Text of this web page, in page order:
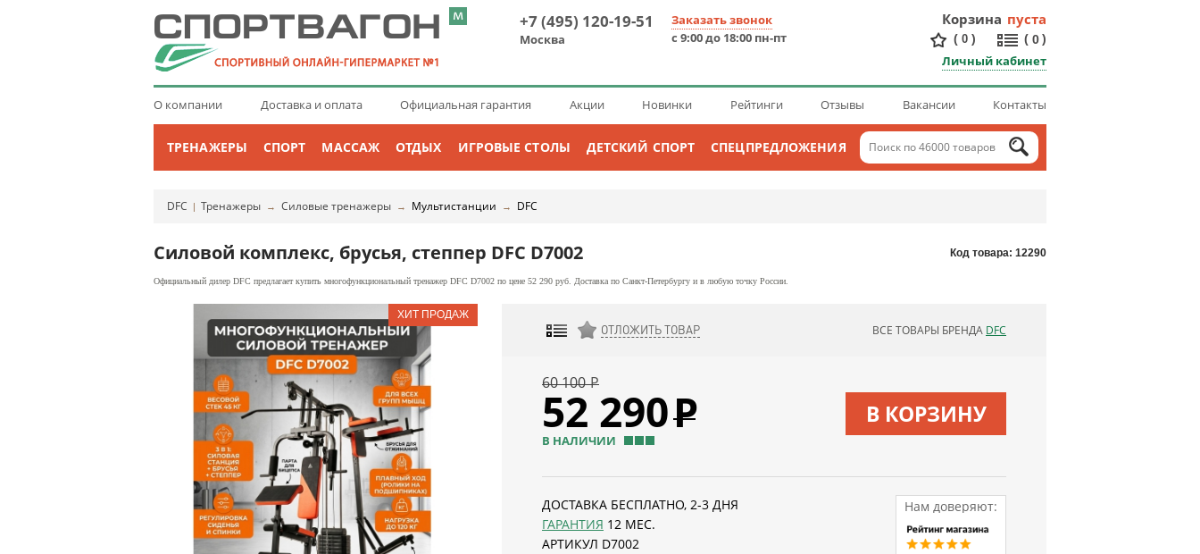
+7 (495) 120-19-51
Москва
Заказать звонок
с 9:00 до 18:00 пн-пт
Корзина пуста
( 0 ) ( 0 )
Личный кабинет
О компании Доставка и оплата Официальная гарантия Акции Новинки Рейтинги Отзывы Вакансии Контакты
ТРЕНАЖЕРЫ СПОРТ МАССАЖ ОТДЫХ ИГРОВЫЕ СТОЛЫ ДЕТСКИЙ СПОРТ СПЕЦПРЕДЛОЖЕНИЯ
DFC | Тренажеры → Силовые тренажеры → Мультистанции → DFC
Код товара: 12290
Силовой комплекс, брусья, степпер DFC D7002
Официальный дилер DFC предлагает купить многофункциональный тренажер DFC D7002 по цене 52 290 руб. Доставка по Санкт-Петербургу и в любую точку России.
ДОБАВИТЬ К СРАВНЕНИЮ ОБНОВЛЯЮ СПИСОК
ОТЛОЖИТЬ ТОВАР ВСЕ ТОВАРЫ БРЕНДА DFC
60 100 Р
52 290Р
В НАЛИЧИИ
В КОРЗИНУ
ДОСТАВКА БЕСПЛАТНО, 2-3 ДНЯ
ГАРАНТИЯ 12 МЕС.
АРТИКУЛ D7002
Нам доверяют: